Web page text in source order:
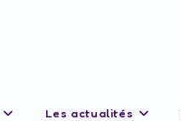
Les actualités